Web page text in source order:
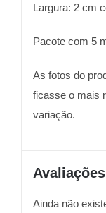
Largura: 2 cm
Pacote com 5
As fotos do
ficasse o mais
variação.
Avaliações
Ainda não